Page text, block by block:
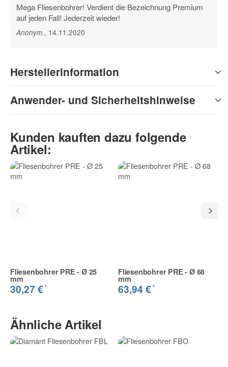
Mega Fliesenbohrer! Verdient die Bezeichnung Premium
auf jeden Fall! Jederzeit wieder!
Anonym., 14.11.2020
Herstellerinformation
Anwender- und Sicherheitshinweise
Kunden kauften dazu folgende
Artikel:
Fliesenbohrer PRE - Ø 25
mm
30,27 €*
Fliesenbohrer PRE - Ø 68
mm
63,94 €*
Ähnliche Artikel